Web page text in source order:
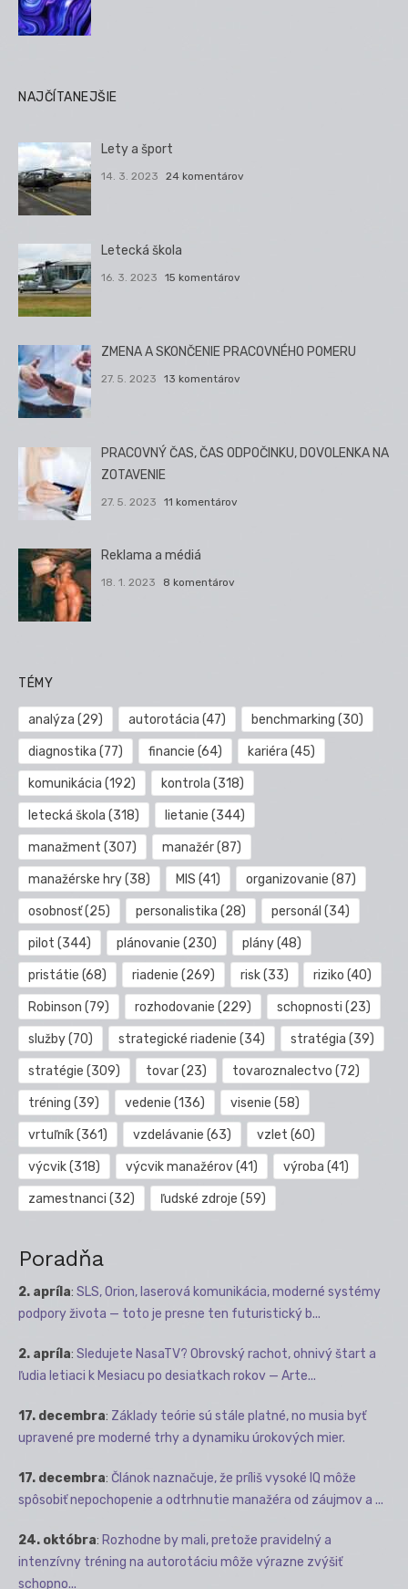
NAJČÍTANEJŠIE
Lety a šport
14. 3. 2023 24 komentárov
Letecká škola
16. 3. 2023 15 komentárov
ZMENA A SKONČENIE PRACOVNÉHO POMERU
27. 5. 2023 13 komentárov
PRACOVNÝ ČAS, ČAS ODPOČINKU, DOVOLENKA NA
ZOTAVENIE
27. 5. 2023 11 komentárov
Reklama a médiá
18. 1. 2023 8 komentárov
TÉMY
analýza (29) autorotácia (47) benchmarking (30)
diagnostika (77) financie (64) kariéra (45)
komunikácia (192) kontrola (318)
letecká škola (318) lietanie (344)
manažment (307) manažér(87)
manažérske hry(38) MIS (41) organizovanie (87)
osobnosť(25) personalistika (28) personál (34)
pilot (344) plánovanie (230) plány(48)
pristátie (68) riadenie (269) risk(33) riziko (40)
Robinson (79) rozhodovanie (229) schopnosti (23)
služby(70) strategické riadenie (34) stratégia (39)
stratégie (309) tovar(23) tovaroznalectvo (72)
tréning (39) vedenie (136) visenie (58)
vrtuľník(361) vzdelávanie (63) vzlet (60)
výcvik(318) výcvik manažérov(41) výroba (41)
zamestnanci (32) ľudské zdroje (59)
Poradňa
2. apríla: SLS, Orion, laserová komunikácia, moderné systémy
podpory života — toto je presne ten futuristický b...
2. apríla: Sledujete NasaTV? Obrovský rachot, ohnivý štart a
ľudia letiaci k Mesiacu po desiatkach rokov — Arte...
17. decembra: Základy teórie sú stále platné, no musia byť
upravené pre moderné trhy a dynamiku úrokových mier.
17. decembra: Článok naznačuje, že príliš vysoké IQ môže
spôsobiť nepochopenie a odtrhnutie manažéra od záujmov a ...
24. októbra: Rozhodne by mali, pretože pravidelný a
intenzívny tréning na autorotáciu môže výrazne zvýšiť
schopno...